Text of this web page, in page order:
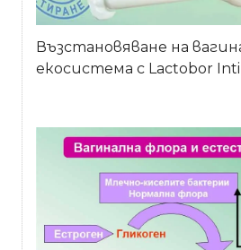
Възстановяване на
екосистема с Lactobor